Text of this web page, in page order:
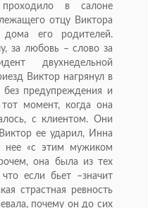
в салоне
отцу Виктора
дома его родителей.
за любовь – слово за
двухнедельной
Виктор нагрянул в
без предупреждения и
тот момент, когда она
с клиентом. Они
ее ударил, Инна
нее «с этим мужиком
она была из тех
если бьет –значит
страстная ревность
почему он до сих